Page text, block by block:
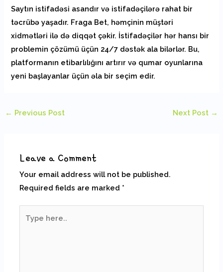
Saytın istifadəsi asandır və istifadəçilərə rahat bir
təcrübə yaşadır. Fraga Bet, həmçinin müştəri
xidmətləri ilə də diqqət çəkir. İstifadəçilər hər hansı bir
problemin çözümü üçün 24/7 dəstək ala bilərlər. Bu,
platformanın etibarlılığını artırır və qumar oyunlarına
yeni başlayanlar üçün əla bir seçim edir.
← Previous Post Next Post →
Leave a Comment
Your email address will not be published.
Required fields are marked *
here..